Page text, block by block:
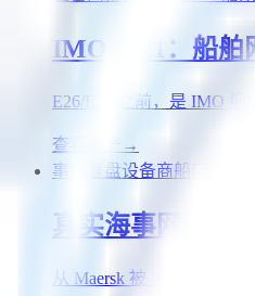
IMO 2021：船
E26/E27 之前，是 IMO
查看资产
→
事件复盘设备商船厂 / 船东
真实海事网络事
从 Maersk 被 NotPetya